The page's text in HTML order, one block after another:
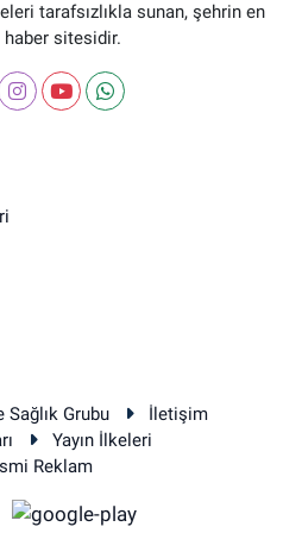
tarafsızlıkla sunan, şehrin en
sitesidir.
Sağlık Grubu
İletişim
Yayın İlkeleri
Reklam